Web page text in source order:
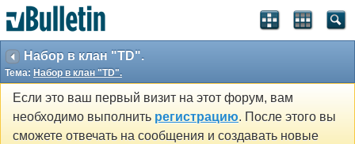
Набор в клан "TD".
Тема: Набор в клан "TD".
Если это ваш первый визит на этот форум, вам
необходимо выполнить регистрацию. После этого вы
сможете отвечать на сообщения и создавать новые